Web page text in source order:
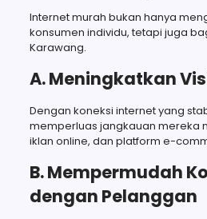
Internet murah bukan hanya
konsumen individu, tetapi juga
Karawang.
A. Meningkatkan
Dengan koneksi internet yang
memperluas jangkauan mereka
iklan online, dan platform e-
B. Mempermudah
dengan Pelanggan